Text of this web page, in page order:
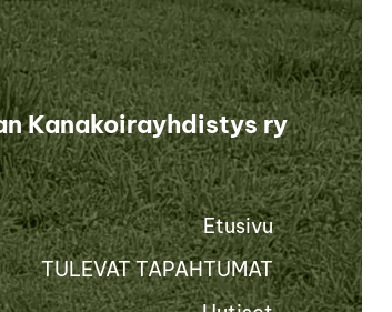
Kanakoirayhdistys ry
Etusivu
TULEVAT TAPAHTUMAT